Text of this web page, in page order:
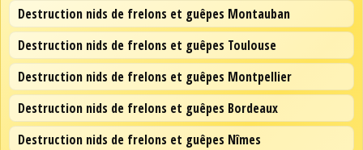
Destruction nids de frelons et guêpes Montauban
Destruction nids de frelons et guêpes Toulouse
Destruction nids de frelons et guêpes Montpellier
Destruction nids de frelons et guêpes Bordeaux
Destruction nids de frelons et guêpes Nîmes